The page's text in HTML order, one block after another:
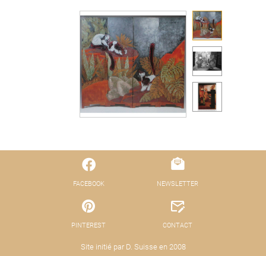
FACEBOOK
PINTEREST
Site initié par D. Suisse en 2008
NEWSLETTER
CONTACT